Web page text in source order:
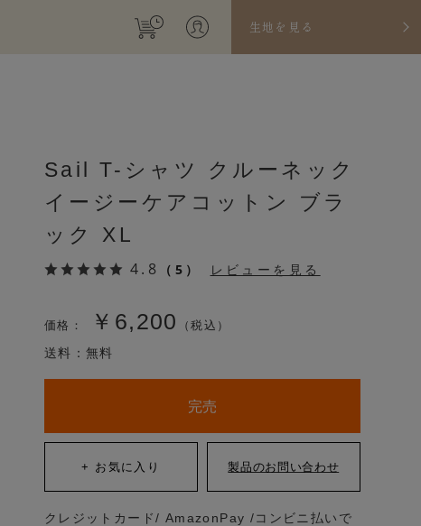
生地を見る
Sail T-シャツ クルーネック
イージーケアコットン ブラ
ック XL
4.8 （5） レビューを見る
価格： ￥6,200 （税込）
送料：無料
完売
クレジットカード/ AmazonPay /コンビニ払いで